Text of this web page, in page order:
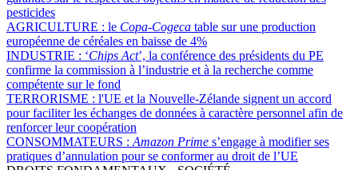
pesticides
AGRICULTURE : le Copa-Cogeca table sur une production
européenne de céréales en baisse de 4%
INDUSTRIE : ‘Chips Act’, la conférence des présidents du PE
confirme la commission à l’industrie et à la recherche comme
compétente sur le fond
TERRORISME : l'UE et la Nouvelle-Zélande signent un accord
pour faciliter les échanges de données à caractère personnel afin de
renforcer leur coopération
CONSOMMATEURS : Amazon Prime s’engage à modifier ses
pratiques d’annulation pour se conformer au droit de l’UE